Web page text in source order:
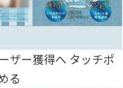
ザー獲得へ タッチポ
る